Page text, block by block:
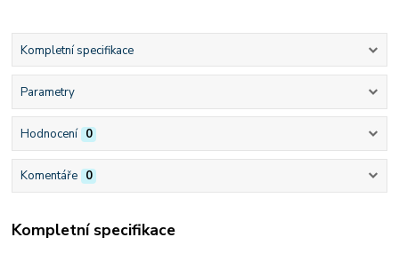
Kompletní specifikace
Parametry
Hodnocení 0
Komentáře 0
Kompletní specifikace